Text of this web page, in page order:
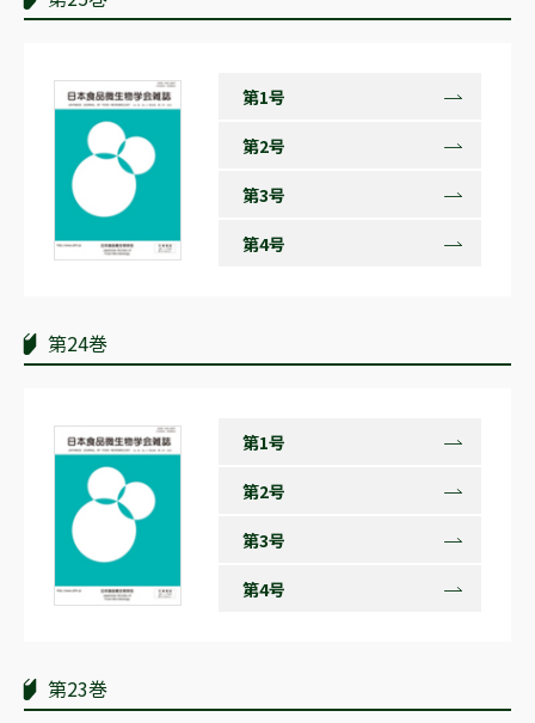
第1号
第2号
第3号
第4号
第24巻
第1号
第2号
第3号
第4号
第23巻